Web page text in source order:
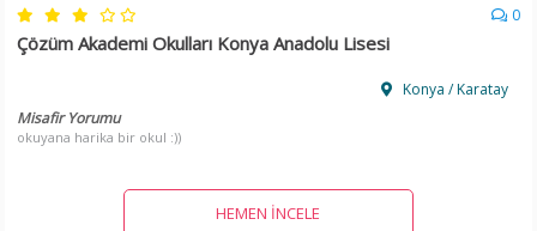
0
Çözüm Akademi Okulları Konya Anadolu Lisesi
Konya / Karatay
Misafir Yorumu
okuyana harika bir okul :))
HEMEN İNCELE